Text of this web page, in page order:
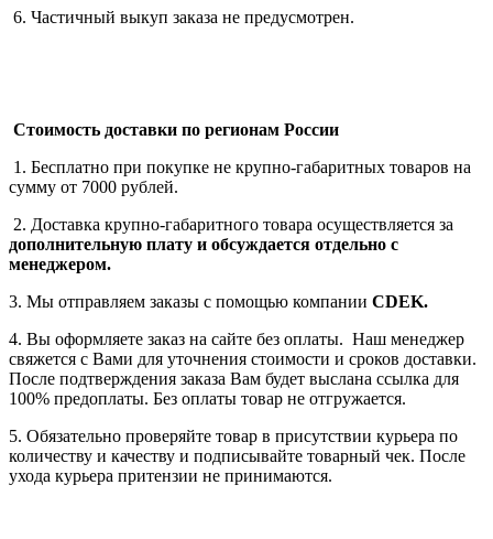
6. Частичный выкуп заказа не предусмотрен.
Стоимость доставки по регионам России
1. Бесплатно при покупке не крупно-габаритных товаров на
сумму от 7000 рублей.
2. Доставка крупно-габаритного товара осуществляется за
дополнительную плату и обсуждается отдельно с
менеджером.
3. Мы отправляем заказы с помощью компании СDEK.
4. Вы оформляете заказ на сайте без оплаты. Наш менеджер
свяжется с Вами для уточнения стоимости и сроков доставки.
После подтверждения заказа Вам будет выслана ссылка для
100% предоплаты. Без оплаты товар не отгружается.
5. Обязательно проверяйте товар в присутствии курьера по
количеству и качеству и подписывайте товарный чек. После
ухода курьера притензии не принимаются.